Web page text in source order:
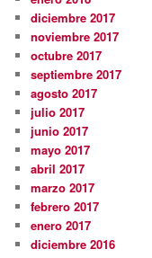
diciembre 2017
noviembre 2017
octubre 2017
septiembre 2017
agosto 2017
julio 2017
junio 2017
mayo 2017
abril 2017
marzo 2017
febrero 2017
enero 2017
diciembre 2016